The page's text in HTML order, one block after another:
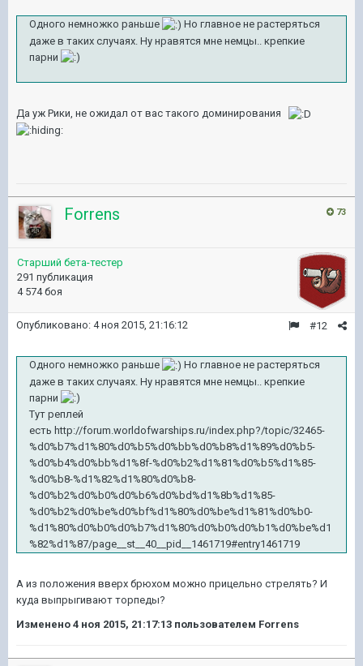
Одного немножко раньше
Но главное не растеряться
даже в таких случаях. Ну нравятся мне немцы.. крепкие
парни
Да уж Рики, не ожидал от вас такого доминирования
73
Forrens
Старший бета-тестер
291 публикация
4 574 боя
#12
Опубликовано: 4 ноя 2015, 21:16:12
Одного немножко раньше
Но главное не растеряться
даже в таких случаях. Ну нравятся мне немцы.. крепкие
парни
Тут реплей
есть http://forum.worldofwarships.ru/index.php?/topic/32465-
%d0%b7%d1%80%d0%b5%d0%bb%d0%b8%d1%89%d0%b5-
%d0%b4%d0%bb%d1%8f-%d0%b2%d1%81%d0%b5%d1%85-
%d0%b8-%d1%82%d1%80%d0%b8-
%d0%b2%d0%b0%d0%b6%d0%bd%d1%8b%d1%85-
%d0%b2%d0%be%d0%bf%d1%80%d0%be%d1%81%d0%b0-
%d1%80%d0%b0%d0%b7%d1%80%d0%b0%d0%b1%d0%be%d1
%82%d1%87/page__st__40__pid__1461719#entry1461719
А из положения вверх брюхом можно прицельно стрелять? И
куда выпрыгивают торпеды?
Изменено 4 ноя 2015, 21:17:13 пользователем Forrens